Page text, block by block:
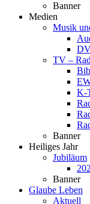
Banner
Medien
Musik
TV –
K-
Banner
Heiliges Jahr
Jubiläum
Banner
Glaube Leben
Aktuell